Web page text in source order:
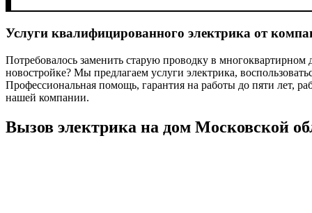
Услуги квалифицированного электрика от
Потребовалось заменить старую проводку в
новостройке? Мы предлагаем услуги электрика,
Профессиональная помощь, гарантия на работы до пяти лет,
нашей компании.
Вызов электрика на дом Московской